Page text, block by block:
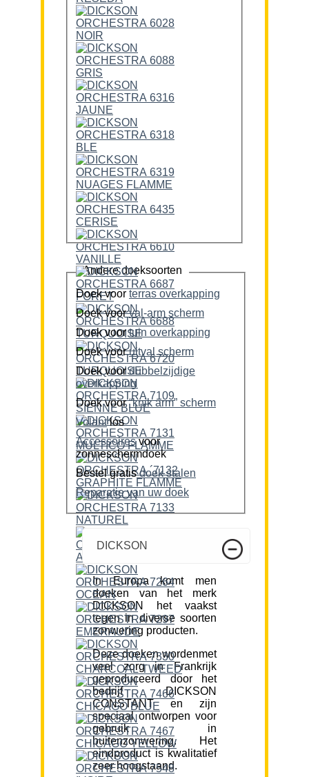
Andere doeksoorten
Doek voor terras overkapping
Doek voor
val-arm scherm
Doek voor
tuin overkapping
Doek voor
uitval scherm
Doek voordubbelzijdige
overkapping
Doek voor
“knik arm” scherm
Volantlos
Accessoiresvoor
zonneschermdoek
Bestel gratis doek stalen
Reparatie van uw doek
DICKSON
In Europa komt men
doeken van het merk
DICKSON het vaakst
tegen in diverse soorten
zonwering producten.
Deze doeken wordenmet
veel zorg in Frankrijk
geproduceerd door het
bedrijf DICKSON
CONSTANT en zijn
speciaal ontworpen voor
gebruik in
buitenzonwering. Het
eindproduct is kwalitatief
zeer hoogstaand.